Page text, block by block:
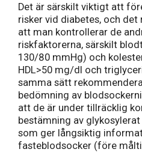
Det är särskilt viktigt att
risker vid diabetes, och
att man kontrollerar de
riskfaktorerna, särskilt
130/80 mmHg) och
HDL>50 mg/dl och
samma sätt
bedömning av
att de är under tillräcklig
bestämning av
som ger långsiktig
fasteblodsocker (före